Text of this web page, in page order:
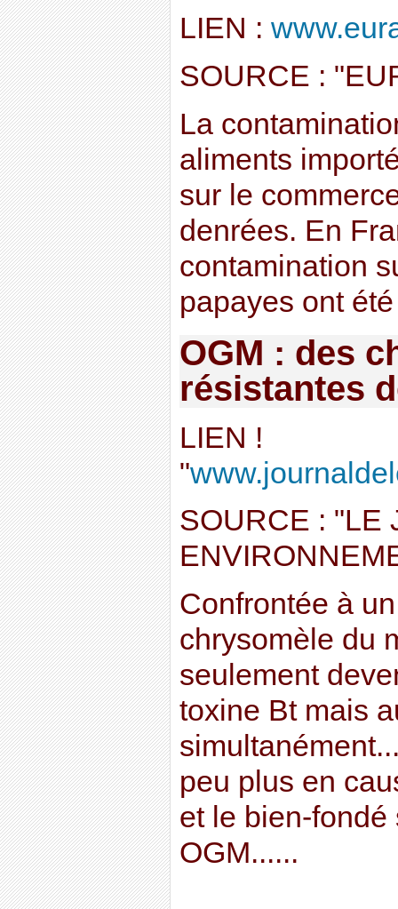
LIEN :
SOURCE :
La
aliments
sur le
denrées. En
contamination
papayes ont
OGM : des
résistantes
LIEN !
"
SOURCE : "LE
Confrontée à
chrysomèle du
seulement
toxine Bt mais
peu plus en
et le bien-
OGM......